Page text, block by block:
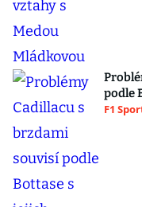
podle
F1